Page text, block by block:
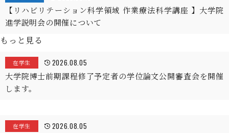
【リハビリテーション科学領域 作業療法科学講座 】大学院
進学説明会の開催について
もっと見る
在学生 2026.08.05
大学院博士前期課程修了予定者の学位論文公開審査会を開催
します。
在学生 2026.08.05